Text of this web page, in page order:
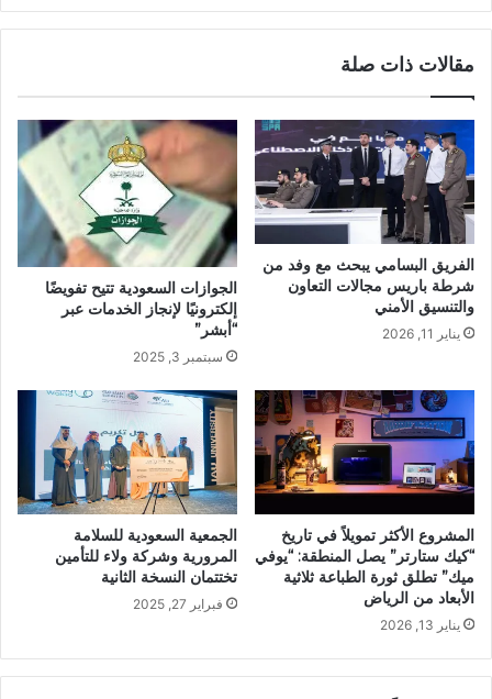
مقالات ذات صلة
الفريق البسامي يبحث مع وفد من
شرطة باريس مجالات التعاون
والتنسيق الأمني
يناير 11, 2026
الجوازات السعودية تتيح تفويضًا
إلكترونيًا لإنجاز الخدمات عبر
“أبشر”
سبتمبر 3, 2025
المشروع الأكثر تمويلاً في تاريخ
“كيك ستارتر” يصل المنطقة: “يوفي
ميك” تطلق ثورة الطباعة ثلاثية
الأبعاد من الرياض
يناير 13, 2026
الجمعية السعودية للسلامة
المرورية وشركة ولاء للتأمين
تختتمان النسخة الثانية
فبراير 27, 2025